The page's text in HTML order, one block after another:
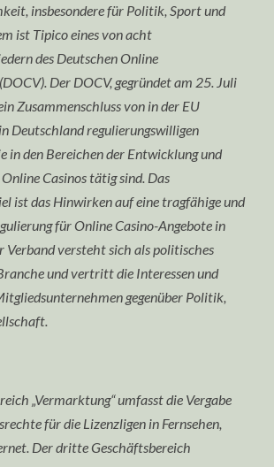
insbesondere für Politik, Sport und
ist Tipico eines von acht
des Deutschen Online
Der DOCV, gegründet am 25. Juli
Zusammenschluss von in der EU
Deutschland regulierungswilligen
in den Bereichen der Entwicklung und
Casinos tätig sind. Das
ist das Hinwirken auf eine tragfähige und
für Online Casino-Angebote in
Verband versteht sich als politisches
und vertritt die Interessen und
gegenüber Politik,
„Vermarktung“ umfasst die Vergabe
für die Lizenzligen in Fernsehen,
Der dritte Geschäftsbereich